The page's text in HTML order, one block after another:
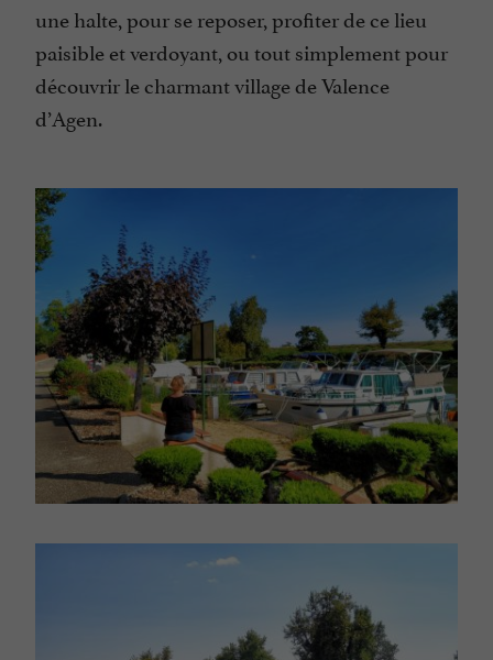
une halte, pour se reposer, profiter de ce lieu
paisible et verdoyant, ou tout simplement pour
découvrir le charmant village de Valence
d’Agen.